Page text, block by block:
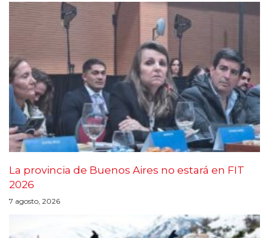
La provincia de Buenos Aires no estará en FIT
2026
7 agosto, 2026